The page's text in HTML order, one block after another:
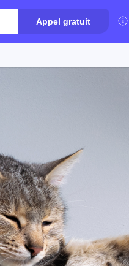
Appel gratuit